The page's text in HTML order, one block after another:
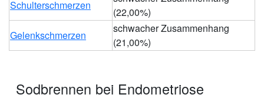
Schulterschmerzen
(22,00%)
Gelenkschmerzen
schwacher Zusammenhang
(21,00%)
Sodbrennen bei Endometriose